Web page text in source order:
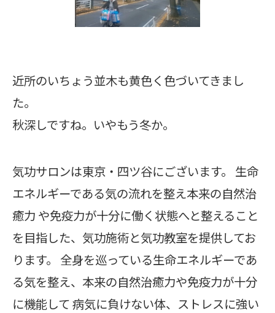
近所のいちょう並木も黄色く色づいてきまし
た。
秋深しですね。いやもう冬か。
気功サロンは東京・四ツ谷にございます。 生命
エネルギーである気の流れを整え本来の自然治
癒力 や免疫力が十分に働く状態へと整えること
を目指した、気功施術と気功教室を提供してお
ります。 全身を巡っている生命エネルギーであ
る気を整え、本来の自然治癒力や免疫力が十分
に機能して 病気に負けない体、ストレスに強い